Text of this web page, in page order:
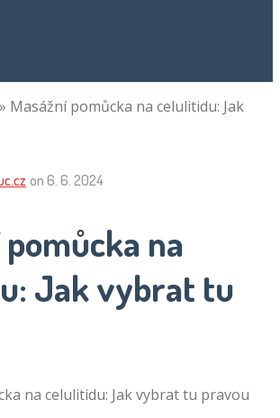
» Masážní pomůcka na celulitidu: Jak
on 6. 6. 2024
pomůcka na
Jak vybrat tu